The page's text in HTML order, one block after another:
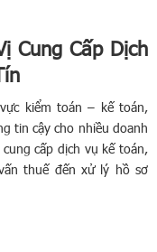
Cung Cấp Dịch
kiểm toán – kế toán,
tin cậy cho nhiều doanh
cấp dịch vụ kế toán,
thuế đến xử lý hồ sơ